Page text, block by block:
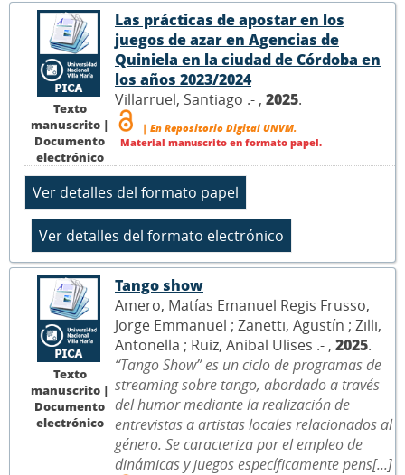
Texto
manuscrito |
Documento
electrónico
Las prácticas de apostar en los
juegos de azar en Agencias de
Quiniela en la ciudad de Córdoba en
los años 2023/2024
Villarruel, Santiago .- , 2025.
| En Repositorio Digital UNVM.
Material manuscrito en formato papel.
Texto
manuscrito |
Documento
electrónico
Tango show
Amero, Matías Emanuel Regis Frusso,
Jorge Emmanuel ; Zanetti, Agustín ; Zilli,
Antonella ; Ruiz, Anibal Ulises .- , 2025.
“Tango Show” es un ciclo de programas de
streaming sobre tango, abordado a través
del humor mediante la realización de
entrevistas a artistas locales relacionados al
género. Se caracteriza por el empleo de
dinámicas y juegos específicamente pens[...]